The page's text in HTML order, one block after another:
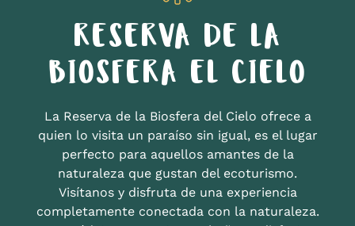
RESERVA DE LA
BIOSFERA EL CIELO
La Reserva de la Biosfera del Cielo ofrece a
quien lo visita un paraíso sin igual, es el lugar
perfecto para aquellos amantes de la
naturaleza que gustan del ecoturismo.
Visítanos y disfruta de una experiencia
completamente conectada con la naturaleza.